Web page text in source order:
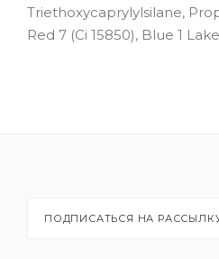
Triethoxycaprylylsilane,
Red 7 (Ci 15850), Blue 1
ПОДПИСАТЬСЯ НА